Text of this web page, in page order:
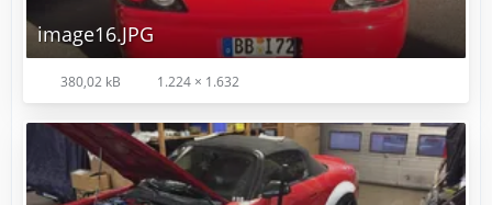
image16.JPG
380,02 kB 1.224 × 1.632